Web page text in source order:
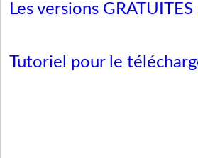
Les versions
Tutoriel pour le